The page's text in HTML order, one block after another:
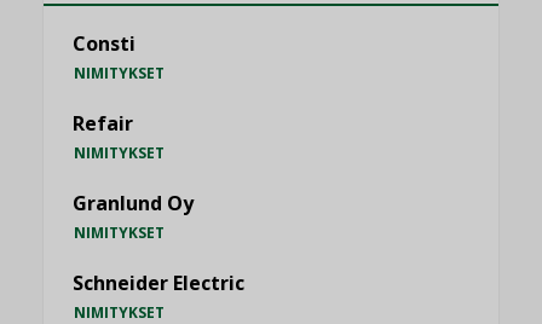
Consti
NIMITYKSET
Refair
NIMITYKSET
Granlund Oy
NIMITYKSET
Schneider Electric
NIMITYKSET